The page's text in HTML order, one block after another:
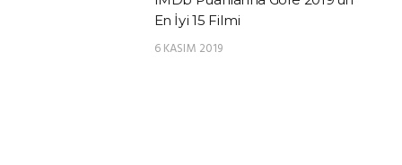
En İyi 15 Filmi
6 KASIM 2019